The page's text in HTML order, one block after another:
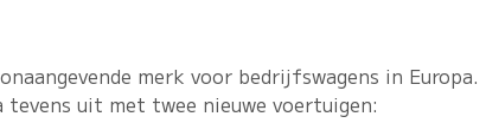
merk voor bedrijfswagens in Europa.
uit met twee nieuwe voertuigen: